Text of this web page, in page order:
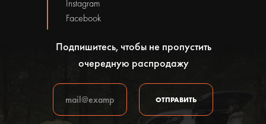
Подпишитесь, чтобы не пропустить
очередную распродажу
ОТПРАВИТЬ
Instagram
Facebook